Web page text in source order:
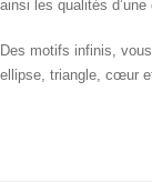
ainsi les qualités
Des motifs infinis,
ellipse, triangle, cœur